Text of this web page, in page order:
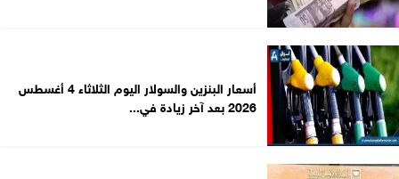
أسعار البنزين والسولار اليوم الثلاثاء 4 أغسطس
2026 بعد آخر زيادة في...